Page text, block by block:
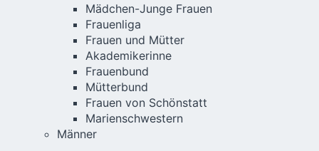
Mädchen-Junge Frauen
Frauenliga
Frauen und Mütter
Akademikerinne
Frauenbund
Mütterbund
Frauen von Schönstatt
Marienschwestern
Männer